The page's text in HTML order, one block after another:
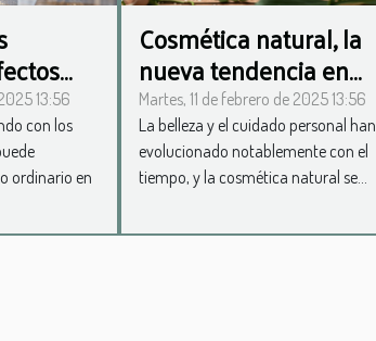
13:56
con los
ordinario en
Cosmética natural, la
nueva tendencia en
belleza
Martes, 11 de febrero de 2025 13:56
La belleza y el cuidado personal han
evolucionado notablemente con el
tiempo, y la cosmética natural se...